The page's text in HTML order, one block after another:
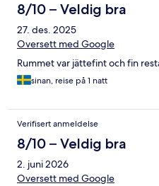
8/10 – Veldig bra
27. des. 2025
Oversett med Google
Rummet var jättefint och fin
sinan, reise på 1 natt
Verifisert anmeldelse
8/10 – Veldig bra
2. juni 2026
Oversett med Google